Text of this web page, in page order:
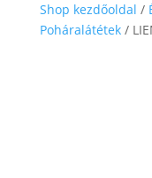
Shop kezdőoldal /
Poháralátétek/